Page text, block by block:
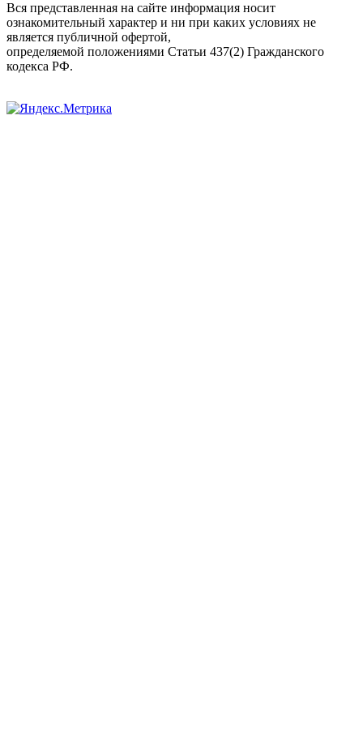
Вся представленная на сайте информация носит
ознакомительный характер и ни при каких условиях не
является публичной офертой,
определяемой положениями Статьи 437(2) Гражданского
кодекса РФ.